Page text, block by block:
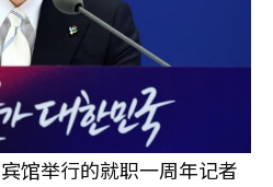
馆举行的就职一周年记者